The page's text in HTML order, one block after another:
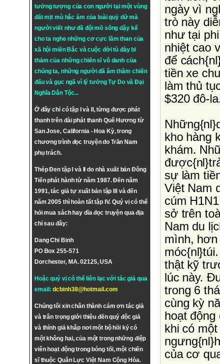
tưởng tượng của con người tại một vùng
đất mịt mù hắc ám của loài quỷ dữ mà
người viết như đã đội mồ sống dậy kể
cho ta nghe những cơ cực lầm than của
xã hội miền Bắc và cuộc đời tù đày bi
thảm của những chiến sĩ vô danh của
chúng ta, những người đã âm thầm chiến
đấu và gục ngã vì lý tưởngTự DovàĐại
Nghĩa Dân Tộc...
Ở đây chỉ có tập I và II, từng được phát
thanh trên đài phát thanh Quê Hương từ
San Jose, California - Hoa Kỳ, trong
chương trình đọc truyện do Trần Nam
phụ trách.
Thép Đen tập I và II do nhà xuất bản Đông
Tiến phát hành từ năm 1987. Đến năm
1991, tác giả tự xuất bản tập III và đến
năm 2005 thì hoàn tất tập IV. Quý vị có thể
hỏi mua sách hay dĩa đọc truyện qua địa
chỉ sau đây:
Dang Chi Binh
PO Box 255-571
Dorchester, MA. 02125, USA
Hoặc quý vị có thể liên lạc với tác giả qua
email:dcbinh38@hotmail.com
Chúng tôi xin chân thành cám ơn tác giả
và trân trọng giới thiệu đến quý độc giả
và thính giả khắp nơi một bộ hồi ký có
một không hai, của một trong những điệp
viên hoạt động trong bóng tối, một chiến
sĩ thuộc Quân Lực Việt Nam Cộng Hòa.
ngày vì
trò này
như tại
nhiệt cao
để
tiền xe
làm thủ
$320 đô-
kho hàng
khám.
sự làm
Việt Nam
cúm
sở trên
Nam du
mình,
thật kỹ
lúc này.
trong 6
cùng kỳ
hoạt
khi có
của cơ